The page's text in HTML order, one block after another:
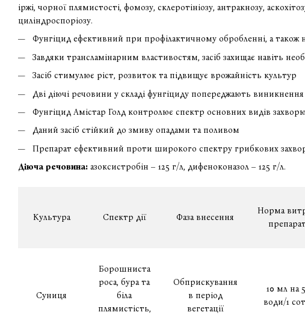
іржі, чорної плямистості, фомозу, склеротініозу, антракнозу,
циліндроспоріозу.
Фунгіцид ефективний при профілактичному обробленні, а також
Завдяки трансламінарним властивостям, засіб захищає навіть
Засіб стимулює ріст, розвиток та підвищує врожайність культур
Дві діючі речовини у складі фунгіциду попереджають виникнення
Фунгіцид Амістар Голд контролює спектр основних видів
Даний засіб стійкий до змиву опадами та поливом
Препарат ефективний проти широкого спектру грибкових
Діюча речовина: азоксистробін – 125 г/л, дифеноконазол – 125 г/л.
Культура Спектр дії Фаза внесення
Норма
Суниця
Борошниста
роса, бура та
біла
плямистість,
Обприскування
в період
вегетації
10 мл на
води/1